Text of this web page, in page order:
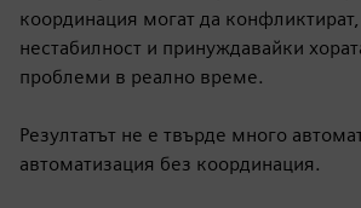
координация могат да
нестабилност и принуждавайки
проблеми в реално време.
Резултатът не е твърде много
автоматизация без координация.